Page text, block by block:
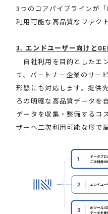
3つのコアパイプラインが
利用可能な高品質なファク
3. エンドユーザー向けと
自社利用を目的としたエ
て、パートナー企業のサー
形態にも対応します。提供
ろの明確な高品質データを
データを収集・整備するコ
ザーへ二次利用可能な形で